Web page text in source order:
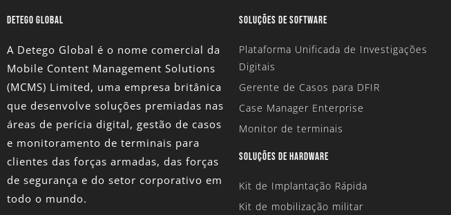
DETEGO GLOBAL
A Detego Global é o nome comercial da
Mobile Content Management Solutions
(MCMS) Limited, uma empresa britânica
que desenvolve soluções premiadas nas
áreas de perícia digital, gestão de casos
e monitoramento de terminais para
clientes das forças armadas, das forças
de segurança e do setor corporativo em
todo o mundo.
SOLUÇÕES DE SOFTWARE
Plataforma Unificada de Investigações
Digitais
Gerente de Casos para DFIR
Case Manager Enterprise
Monitor de terminais
SOLUÇÕES DE HARDWARE
Kit de Implantação Rápida
Kit de mobilização militar